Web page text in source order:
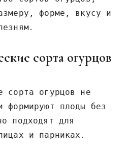
форме, вкусу и
сорта огурцов
сорта огурцов не
формируют плоды без
подходят для
и парниках․